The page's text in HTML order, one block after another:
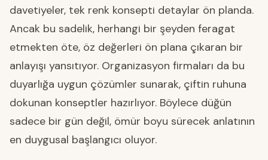
davetiyeler, tek renk konsepti detaylar ön planda.
Ancak bu sadelik, herhangi bir şeyden feragat
etmekten öte, öz değerleri ön plana çıkaran bir
anlayışı yansıtıyor. Organizasyon firmaları da bu
duyarlığa uygun çözümler sunarak, çiftin ruhuna
dokunan konseptler hazırlıyor. Böylece düğün
sadece bir gün değil, ömür boyu sürecek anlatının
en duygusal başlangıcı oluyor.